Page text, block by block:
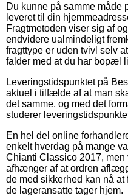
Du kunne på samme måde
leveret til din
Fragtmetoden viser sig af
endvidere ualmindeligt
fragttype er uden tvivl selv
falder med at du har bopæl
Leveringstidspunktet på
aktuel i tilfælde af at man
det samme, og med det
studerer
En hel del online
enkelt hverdag på mange
Chianti Classico 2017,
afhænger af at ordren
de med sikkerhed kan nå
de lageransatte tager hjem.